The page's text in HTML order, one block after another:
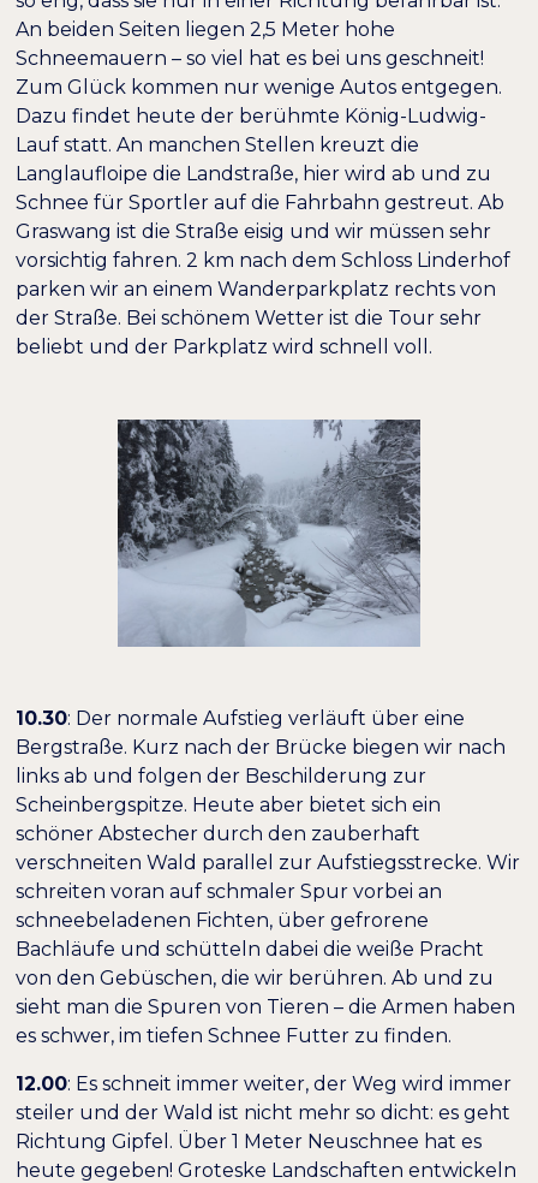
An beiden Seiten liegen 2,5 Meter hohe
Schneemauern – so viel hat es bei uns geschneit!
Zum Glück kommen nur wenige Autos entgegen.
Dazu findet heute der berühmte König-Ludwig-
Lauf statt. An manchen Stellen kreuzt die
Langlaufloipe die Landstraße, hier wird ab und zu
Schnee für Sportler auf die Fahrbahn gestreut. Ab
Graswang ist die Straße eisig und wir müssen sehr
vorsichtig fahren. 2 km nach dem Schloss Linderhof
parken wir an einem Wanderparkplatz rechts von
der Straße. Bei schönem Wetter ist die Tour sehr
beliebt und der Parkplatz wird schnell voll.
10.30: Der normale Aufstieg verläuft über eine
Bergstraße. Kurz nach der Brücke biegen wir nach
links ab und folgen der Beschilderung zur
Scheinbergspitze. Heute aber bietet sich ein
schöner Abstecher durch den zauberhaft
verschneiten Wald parallel zur Aufstiegsstrecke. Wir
schreiten voran auf schmaler Spur vorbei an
schneebeladenen Fichten, über gefrorene
Bachläufe und schütteln dabei die weiße Pracht
von den Gebüschen, die wir berühren. Ab und zu
sieht man die Spuren von Tieren – die Armen haben
es schwer, im tiefen Schnee Futter zu finden.
12.00: Es schneit immer weiter, der Weg wird immer
steiler und der Wald ist nicht mehr so dicht: es geht
Richtung Gipfel. Über 1 Meter Neuschnee hat es
heute gegeben! Groteske Landschaften entwickeln